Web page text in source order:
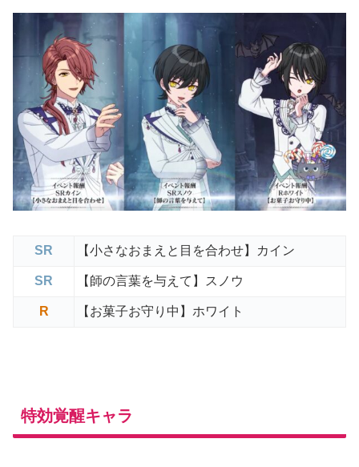
SR 【小さなおまえと目を合わせ】カイン
SR 【師の言葉を与えて】スノウ
R 【お菓子お守り中】ホワイト
特効覚醒キャラ